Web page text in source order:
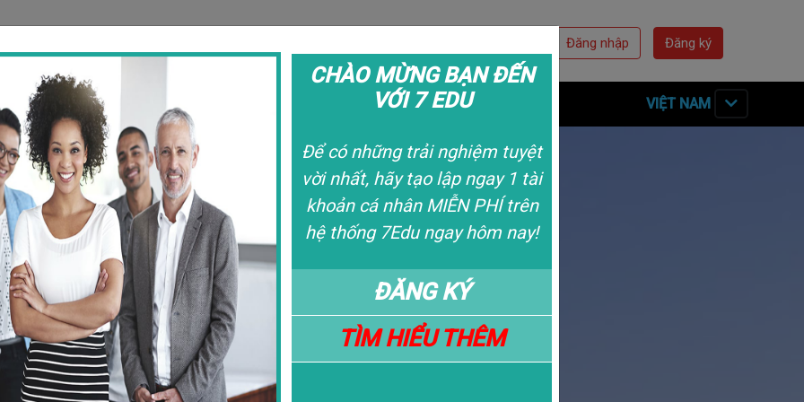
Đăng nhập Đăng ký
Liên Hệ Về Chúng Tôi VIỆT NAM
CHÀO MỪNG BẠN ĐẾN
VỚI 7 EDU
Để có những trải nghiệm tuyệt
vời nhất, hãy tạo lập ngay 1 tài
khoản cá nhân MIỄN PHÍ trên
hệ thống 7Edu ngay hôm nay!
ĐĂNG KÝ
TÌM HIỂU THÊM